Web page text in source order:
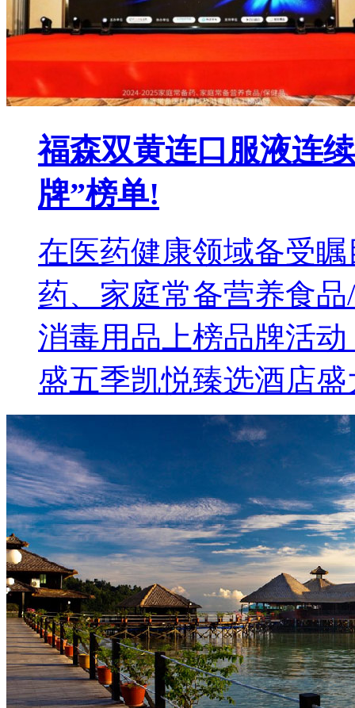
福森双黄连口服液连
牌”榜单!
在医药健康领域备受
药、家庭常备营养食
消毒用品上榜品牌活
盛五季凯悦臻选酒店盛